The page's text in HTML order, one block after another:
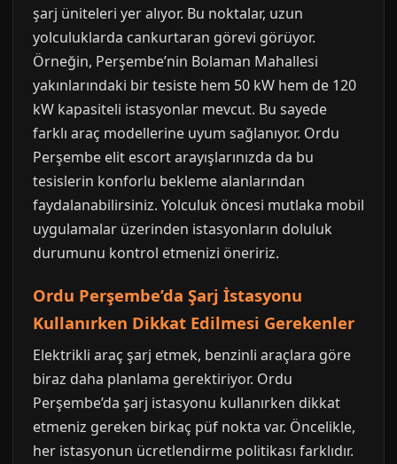
şarj üniteleri yer alıyor. Bu noktalar, uzun
yolculuklarda cankurtaran görevi görüyor.
Örneğin, Perşembe’nin Bolaman Mahallesi
yakınlarındaki bir tesiste hem 50 kW hem de 120
kW kapasiteli istasyonlar mevcut. Bu sayede
farklı araç modellerine uyum sağlanıyor. Ordu
Perşembe elit escort arayışlarınızda da bu
tesislerin konforlu bekleme alanlarından
faydalanabilirsiniz. Yolculuk öncesi mutlaka mobil
uygulamalar üzerinden istasyonların doluluk
durumunu kontrol etmenizi öneririz.
Ordu Perşembe’da Şarj İstasyonu
Kullanırken Dikkat Edilmesi Gerekenler
Elektrikli araç şarj etmek, benzinli araçlara göre
biraz daha planlama gerektiriyor. Ordu
Perşembe’da şarj istasyonu kullanırken dikkat
etmeniz gereken birkaç püf nokta var. Öncelikle,
her istasyonun ücretlendirme politikası farklıdır.